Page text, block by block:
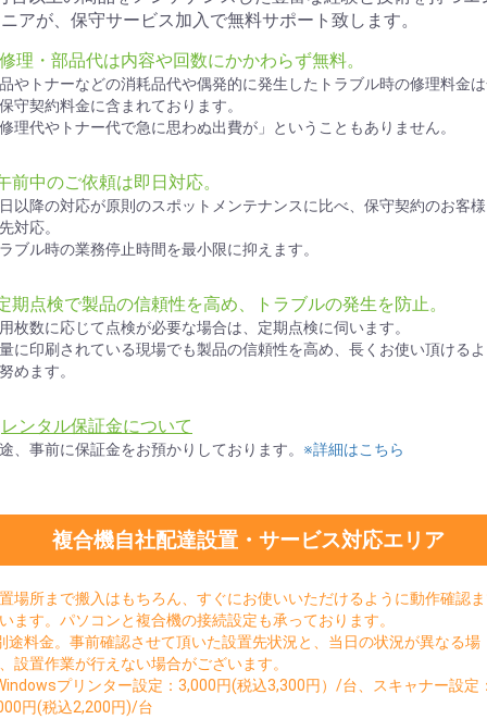
アが、保守サービス加入で無料サポート致します。
理・部品代は内容や回数にかかわらず無料。
やトナーなどの消耗品代や偶発的に発生したトラブル時の修理料金
守契約料金に含まれております。
理代やトナー代で急に思わぬ出費が」ということもありません。
前中のご依頼は即日対応。
以降の対応が原則のスポットメンテナンスに比べ、保守契約のお客
対応。
ブル時の業務停止時間を最小限に抑えます。
期点検で製品の信頼性を高め、トラブルの発生を防止。
枚数に応じて点検が必要な場合は、定期点検に伺います。
に印刷されている現場でも製品の信頼性を高め、長くお使い頂ける
めます。
レンタル保証金について
、事前に保証金をお預かりしております。 ※詳細はこちら
複合機自社配達設置・サービス対応エリア
場所まで搬入はもちろん、すぐにお使いいただけるように動作確認
ます。パソコンと複合機の接続設定も承っております。
途料金。事前確認させて頂いた設置先状況と、当日の状況が異なる場
設置作業が行えない場合がございます。
プリンター設定：3,000円(税込3,300円）/台、スキャナー設定
円(税込2,200円)/台